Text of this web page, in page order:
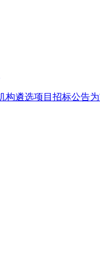
构遴选项目招标公告